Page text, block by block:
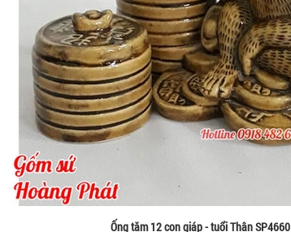
Ống tăm 12 con giáp - tuổi Thân SP4660